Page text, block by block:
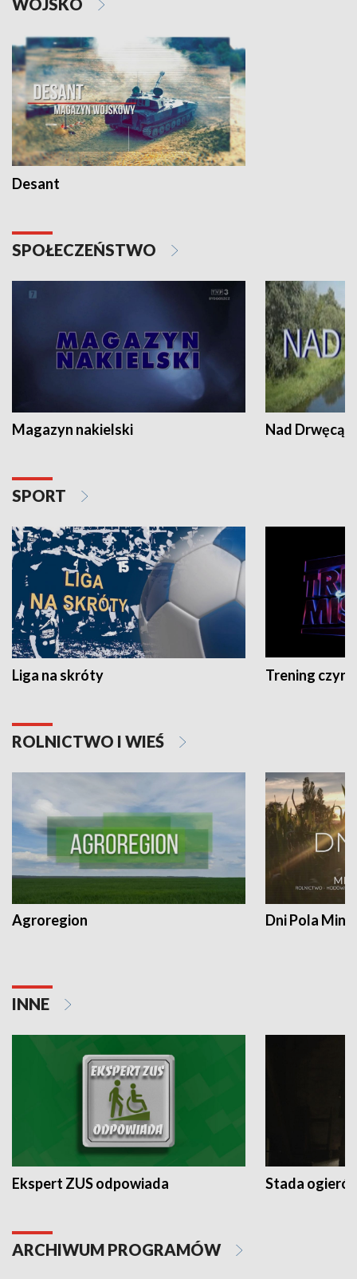
WOJSKO
Desant
SPOŁECZEŃSTWO
Magazyn nakielski Nad Drwęcą
SPORT
Liga na skróty Trening czyni
ROLNICTWO I WIEŚ
Agroregion Dni Pola
INNE
Ekspert ZUS odpowiada Stada
ARCHIWUM PROGRAMÓW